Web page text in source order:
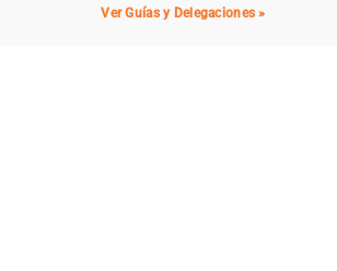
Ver Guías y Delegaciones »